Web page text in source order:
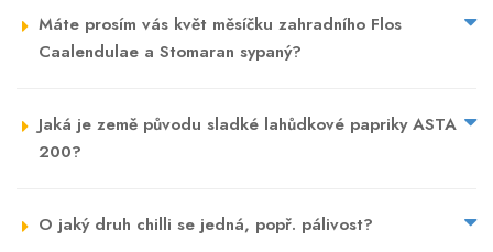
Máte prosím vás květ měsíčku zahradního Flos
Caalendulae a Stomaran sypaný?
Jaká je země původu sladké lahůdkové papriky ASTA
200?
O jaký druh chilli se jedná, popř. pálivost?